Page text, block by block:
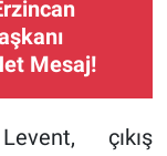
Mesaj!
çıkış